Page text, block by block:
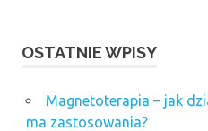
OSTATNIE WPISY
Magnetoterapia – jak
ma zastosowania?